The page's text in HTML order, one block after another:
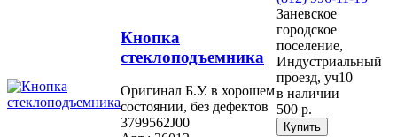
Кнопка
стеклоподъемника
Оригинал Б.У. в хорошем
состоянии, без дефектов
3799562J00
Заневское
городское
поселение,
Индустриальный
проезд, уч10
в наличии
500 р.